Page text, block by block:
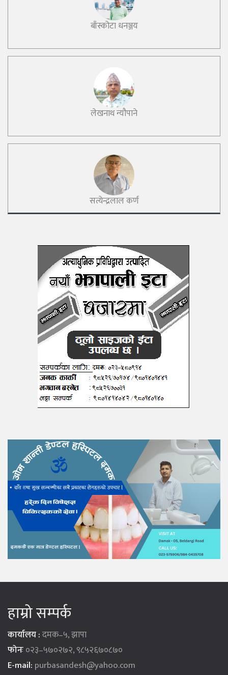
बाँस्कोटा धनञ्जय
लेखनाथ न्यौपाने
सत्येन्द्रलाल कर्ण
हाम्रो सम्पर्क
कार्यालय :दमक–५, झापा
फोनः०२३–५७०२७२, ९८५२६७०८७०
E-mail: purbasandesh@yahoo.com